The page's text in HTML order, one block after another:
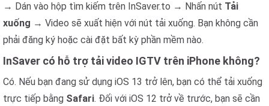
→ Dán vào hộp tìm kiếm trên InSaver.to → Nhấn nút Tải
xuống → Video sẽ xuất hiện với nút tải xuống. Bạn không cần
phải đăng ký hoặc cài đặt bất kỳ phần mềm nào.
InSaver có hỗ trợ tải video IGTV trên iPhone không?
Có. Nếu bạn đang sử dụng iOS 13 trở lên, bạn có thể tải xuống
trực tiếp bằng Safari. Đối với iOS 12 trở về trước, bạn sẽ cần